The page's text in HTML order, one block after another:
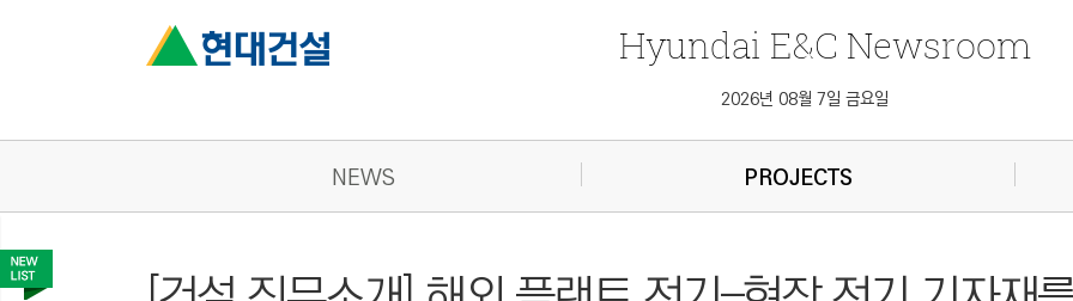
Hyundai E&C Newsroom
2026년 08월 7일 금요일
NEWS PROJECTS